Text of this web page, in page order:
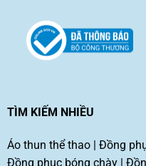
TÌM KIẾM NHIỀU
Áo thun thể thao| Đồng
Đồng phục bóng chày|